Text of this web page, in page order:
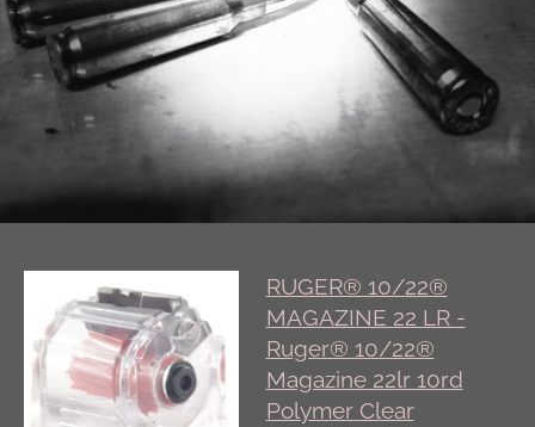
RUGER® 10/22®
MAGAZINE 22 LR -
Ruger® 10/22®
Magazine 22lr 10rd
Polymer Clear